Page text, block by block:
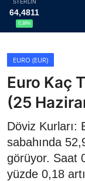
Döviz
Altın Fiyatları
Döviz Kurları
Fonlar
Kripto Paralar
Çeviriciler
STERLİN
64,4811
0,38%
EURO (EUR)
Euro Kaç
(25
Döviz Kurları:
sabahında
görüyor. Saat
yüzde 0,18